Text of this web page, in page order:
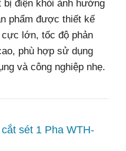
bị điện khỏi ảnh hưởng
phẩm được thiết kế
lớn, tốc độ phản
phù hợp sử dụng
và công nghiệp nhẹ.
sét 1 Pha WTH-